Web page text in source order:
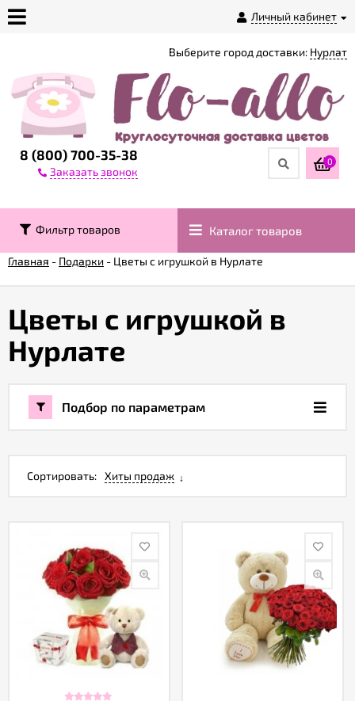
Личный кабинет
магазине
Доставка
Контакты
Гарантии
Акции
заказ
Публичная
Политика
конфиденциальности
8 (800) 700-35-38
Заказать звонок
Выберите город доставки: Нурлат
0
Фильтр товаров Каталог товаров
Главная - Подарки - Цветы с игрушкой в Нурлате
Цветы с игрушкой в
Нурлате
Подбор по параметрам
Сортировать: Хиты продаж